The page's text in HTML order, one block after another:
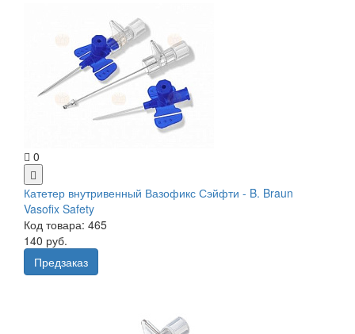
0
Катетер внутривенный Вазофикс Сэйфти - B. Braun
Vasofix Safety
Код товара: 465
140 руб.
Предзаказ